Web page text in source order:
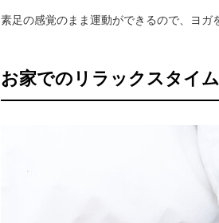
素足の感覚のまま運動ができるので、ヨガ
お家でのリラックスタイ